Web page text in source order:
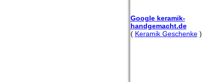
Google keramik-
handgemacht.de
( Keramik Geschenke)